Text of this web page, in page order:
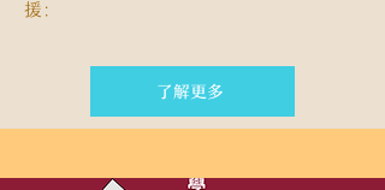
援：
了解更多